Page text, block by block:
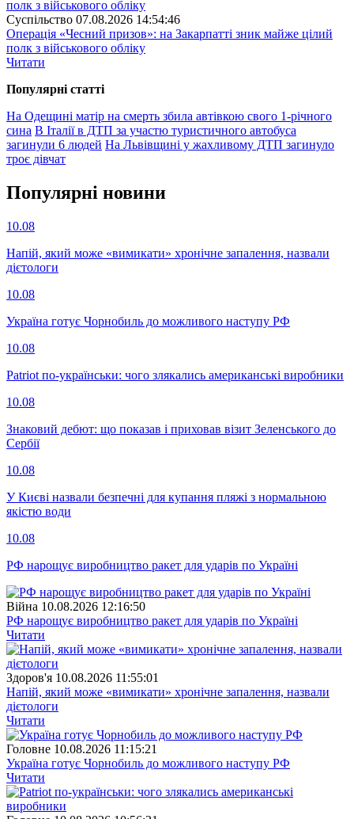
Суспiльство 07.08.2026 14:54:46
Операція «Чесний призов»: на Закарпатті зник майже цілий
полк з військового обліку
Читати
Популярнi статтi
На Одещині матір на смерть збила автівкою свого 1-річного
сина В Італії в ДТП за участю туристичного автобуса
загинули 6 людей На Львівщині у жахливому ДТП загинуло
троє дівчат
Популярнi новини
10.08
Напій, який може «вимикати» хронічне запалення, назвали
дієтологи
10.08
Україна готує Чорнобиль до можливого наступу РФ
10.08
Patriot по-українськи: чого злякались американські виробники
10.08
Знаковий дебют: що показав і приховав візит Зеленського до
Сербії
10.08
У Києві назвали безпечні для купання пляжі з нормальною
якістю води
10.08
РФ нарощує виробництво ракет для ударів по Україні
Війна 10.08.2026 12:16:50
РФ нарощує виробництво ракет для ударів по Україні
Читати
Здоров'я 10.08.2026 11:55:01
Напій, який може «вимикати» хронічне запалення, назвали
дієтологи
Читати
Головне 10.08.2026 11:15:21
Україна готує Чорнобиль до можливого наступу РФ
Читати